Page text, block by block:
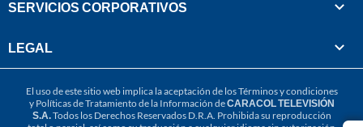
SERVICIOS CORPORATIVOS
LEGAL
El uso de este sitio web implica la aceptación de losTérminos y condiciones
y Políticas de Tratamiento de la Información deCARACOL TELEVISIÓN
S.A.Todos los Derechos Reservados D.R.A. Prohibida su reproducción